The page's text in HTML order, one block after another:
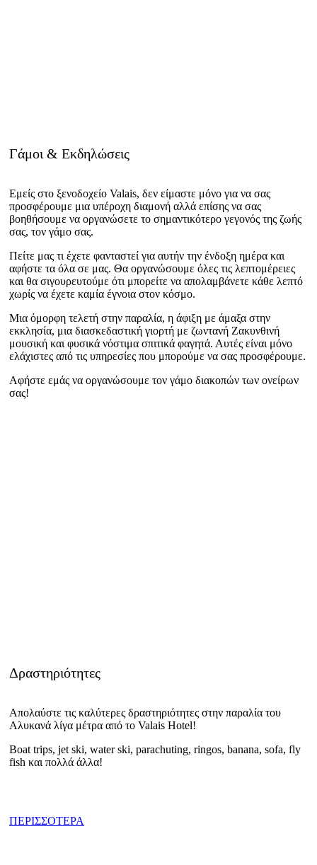
Γάμοι & Εκδηλώσεις
Εμείς στο ξενοδοχείο Valais, δεν είμαστε μόνο για να σας
προσφέρουμε μια υπέροχη διαμονή αλλά επίσης να σας
βοηθήσουμε να οργανώσετε το σημαντικότερο γεγονός της ζωής
σας, τον γάμο σας.
Πείτε μας τι έχετε φανταστεί για αυτήν την ένδοξη ημέρα και
αφήστε τα όλα σε μας. Θα οργανώσουμε όλες τις λεπτομέρειες
και θα σιγουρευτούμε ότι μπορείτε να απολαμβάνετε κάθε λεπτό
χωρίς να έχετε καμία έγνοια στον κόσμο.
Μια όμορφη τελετή στην παραλία, η άφιξη με άμαξα στην
εκκλησία, μια διασκεδαστική γιορτή με ζωντανή Ζακυνθινή
μουσική και φυσικά νόστιμα σπιτικά φαγητά. Αυτές είναι μόνο
ελάχιστες από τις υπηρεσίες που μπορούμε να σας προσφέρουμε.
Αφήστε εμάς να οργανώσουμε τον γάμο διακοπών των ονείρων
σας!
Δραστηριότητες
Απολαύστε τις καλύτερες δραστηριότητες στην παραλία του
Αλυκανά λίγα μέτρα από το Valais Hotel!
Boat trips, jet ski, water ski, parachuting, ringos, banana, sofa, fly
fish και πολλά άλλα!
ΠΕΡΙΣΣΟΤΕΡΑ